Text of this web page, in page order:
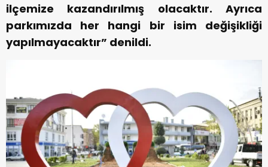
ilçemize kazandırılmış olacaktır. Ayrıca
parkımızda her hangi bir isim değişikliği
yapılmayacaktır” denildi.